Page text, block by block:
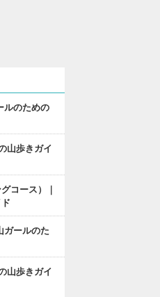
ルのための
山歩きガイ
コース）｜
ガールのた
山歩きガイ